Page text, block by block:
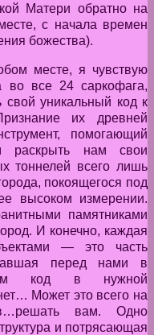
Матери обратно на
с начала времен
божества).
месте, я чувствую
все 24 саркофага,
свой уникальный код к
их древней
помогающий
раскрыть нам свои
тоннелей всего лишь
покоящегося под
высоком измерении.
памятниками
И конечно, каждая
— это часть
перед нами в
код в нужной
Может это всего на
вам. Одно
и потрясающая